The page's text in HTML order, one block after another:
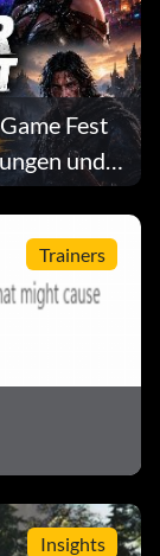
Fest
und
Trainers
Insights